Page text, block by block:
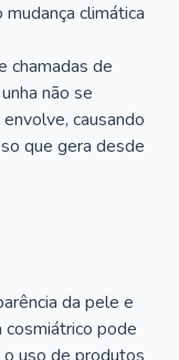
climática
chamadas de
não se
causando
que gera desde
da pele e
pode